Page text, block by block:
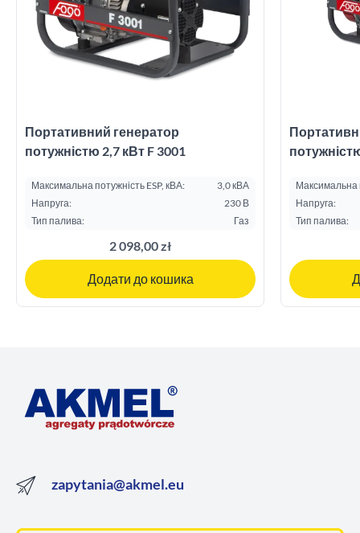
Портативний генератор
потужністю 2,7 кВт F 3001
Максимальна потужність ESP, кВА:
3,0 кВА
Напруга:
230 В
Тип палива:
Газ
2 098,00 zł
Додати до кошика
Максимальна
Напруга:
Тип палива:
zapytania@akmel.eu